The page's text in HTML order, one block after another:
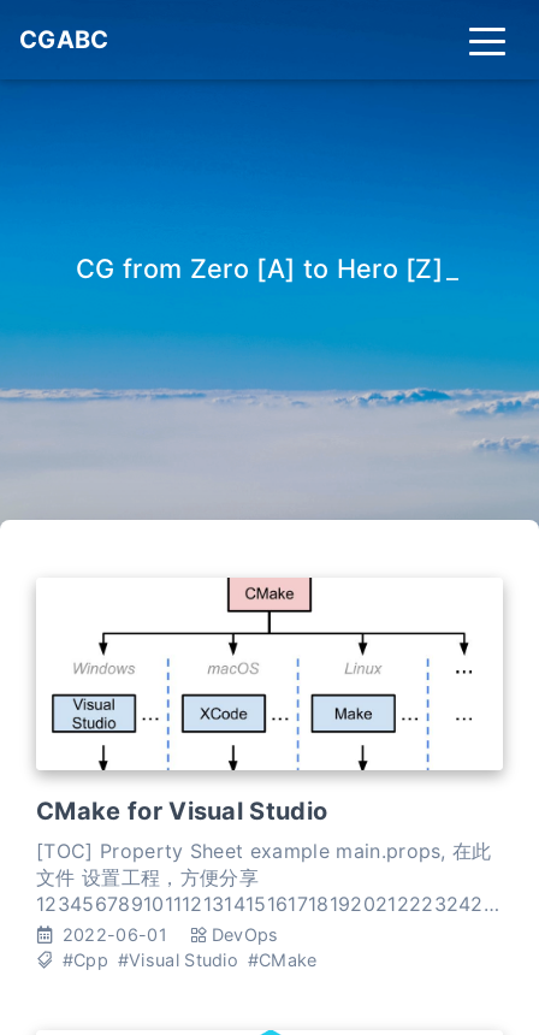
CGABC
CG from Zero [A] to Hero [Z]
CMake for Visual Studio
[TOC] Property Sheet example main.props, 在此
文件 设置工程，方便分享
12345678910111213141516171819202122232425
262728293031323334<?xml version="1.0"
encoding="utf-8"?><Project
2022-06-01
DevOps
#Cpp #Visual Studio #CMake